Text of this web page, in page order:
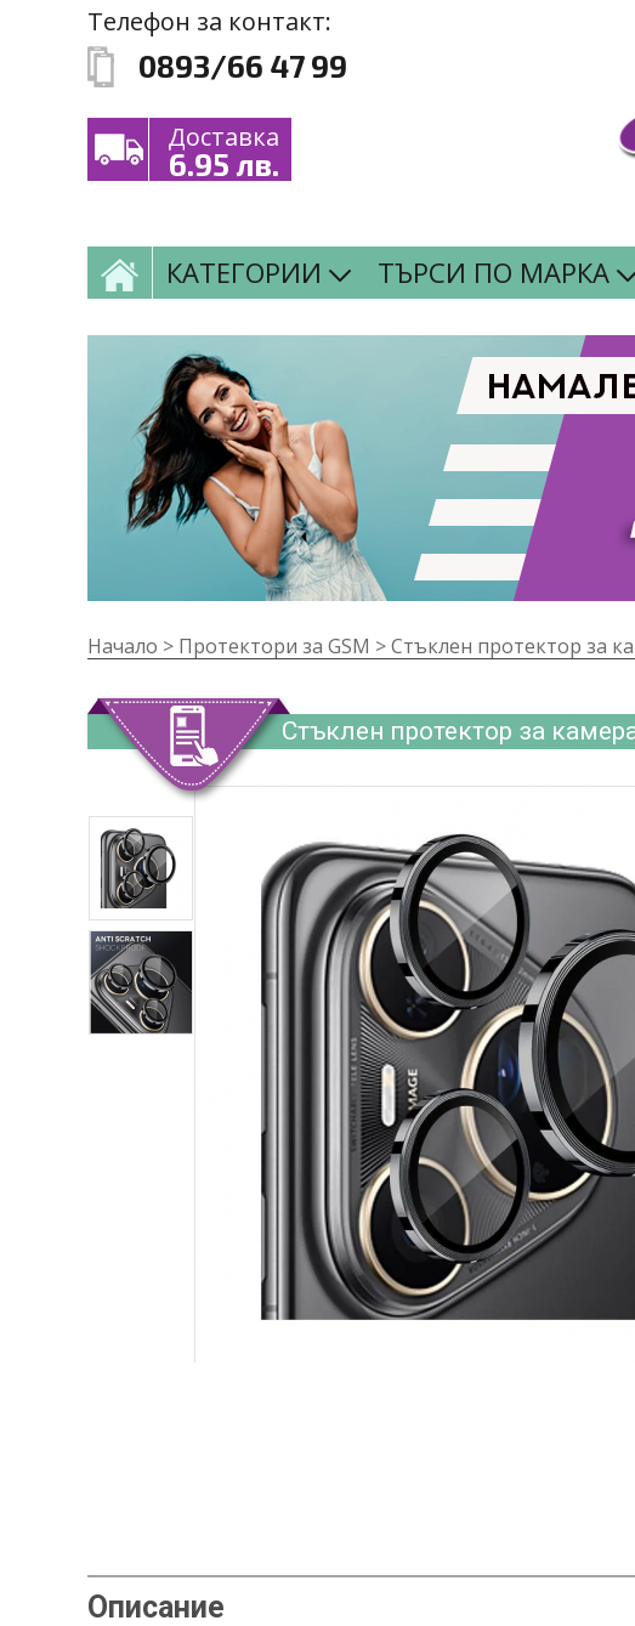
Премини към основното съдържание
Skip to navigationТелефон за контакт:
0893/66 47 99
Доставка
6.95 лв.
КАТЕГОРИИ ТЪРСИ ПО МАРКА
Начало > Протектори за GSM >Стъклен протектор за
Стъклен протектор за
Описание